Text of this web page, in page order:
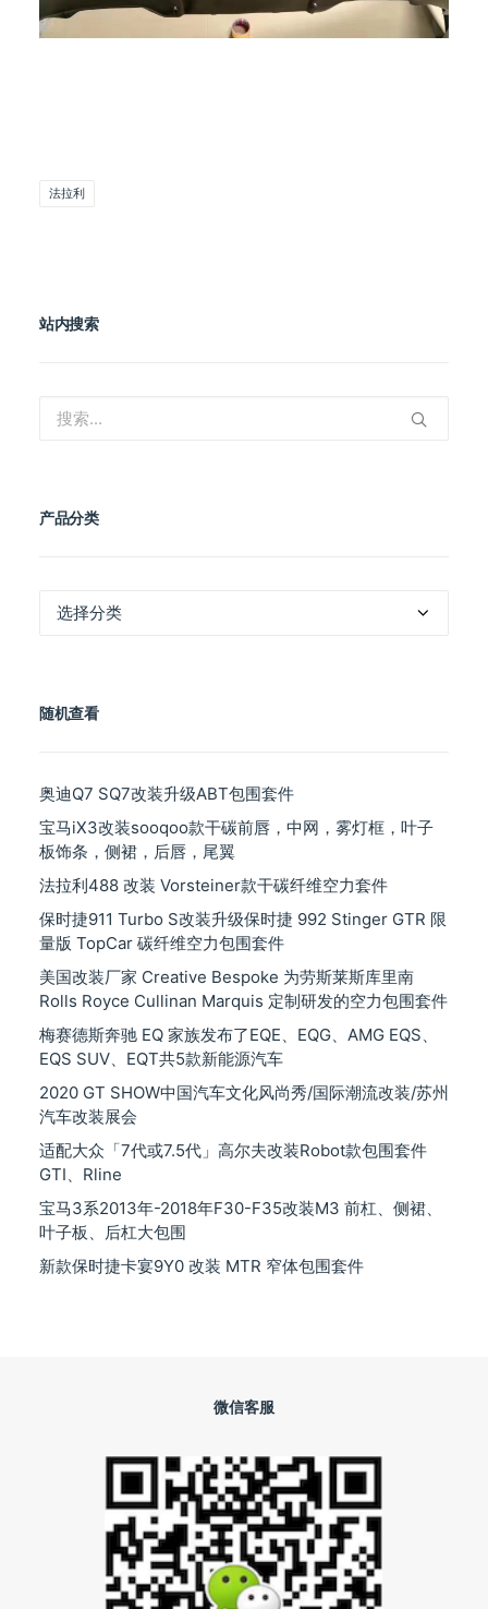
法拉利
站内搜索
产品分类
随机查看
奥迪Q7 SQ7改装升级ABT包围套件
宝马iX3改装sooqoo款干碳前唇，中网，雾灯框，叶子
板饰条，侧裙，后唇，尾翼
法拉利488 改装 Vorsteiner款干碳纤维空力套件
保时捷911 Turbo S改装升级保时捷 992 Stinger GTR 限
量版 TopCar 碳纤维空力包围套件
美国改装厂家 Creative Bespoke 为劳斯莱斯库里南
Rolls Royce Cullinan Marquis 定制研发的空力包围套件
梅赛德斯奔驰 EQ 家族发布了EQE、EQG、AMG EQS、
EQS SUV、EQT共5款新能源汽车
2020 GT SHOW中国汽车文化风尚秀/国际潮流改装/苏州
汽车改装展会
适配大众「7代或7.5代」高尔夫改装Robot款包围套件
GTI、Rline
宝马3系2013年-2018年F30-F35改装M3 前杠、侧裙、
叶子板、后杠大包围
新款保时捷卡宴9Y0 改装 MTR 窄体包围套件
微信客服